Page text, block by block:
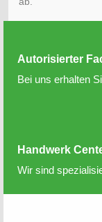
Autorisierter
Bei uns erhalten
Handwerk
Wir sind